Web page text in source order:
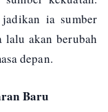
ia sumber
lalu akan berubah
depan.
Baru